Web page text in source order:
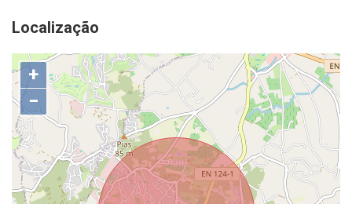
Localização
+
−